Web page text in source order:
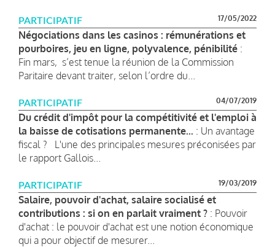
PARTICIPATIF 17/05/2022
Négociations dans les casinos : rémunérations et
pourboires, jeu en ligne, polyvalence, pénibilité :
Fin mars, s’est tenue la réunion de la Commission
Paritaire devant traiter, selon l’ordre du...
PARTICIPATIF 04/07/2019
Du crédit d'impôt pour la compétitivité et l'emploi à
la baisse de cotisations permanente... : Un avantage
fiscal ? L'une des principales mesures préconisées par
le rapport Gallois...
PARTICIPATIF 19/03/2019
Salaire, pouvoir d'achat, salaire socialisé et
contributions : si on en parlait vraiment ? : Pouvoir
d'achat : le pouvoir d'achat est une notion économique
qui a pour objectif de mesurer...